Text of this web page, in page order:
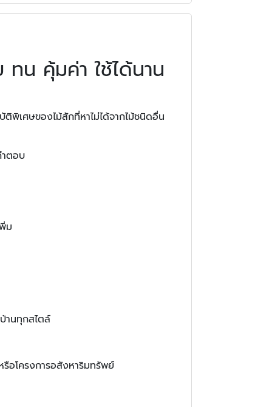
น คุ้มค่า ใช้ได้นาน
พิเศษของไม้สักที่หาไม่ได้จากไม้ชนิดอื่น
ตอบ
ม
านทุกสไตล์
อโครงการอสังหาริมทรัพย์